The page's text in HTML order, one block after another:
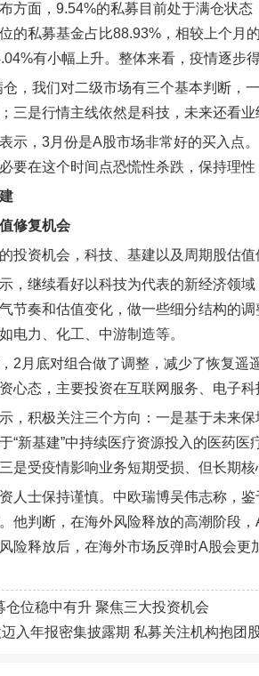
方面，9.54%的私募目前处于满仓状
的私募基金占比88.93%，相较上个月
有小幅上升。整体来看，疫情逐步
仓，我们对二级市场有三个基本判断，
三是行情主线依然是科技，未来还看
示，3月份是A股市场非常好的买入点
要在这个时间点恐慌性杀跌，保持理性
修复机会
投资机会，科技、基建以及周期股估值
，继续看好以科技为代表的新经济领
节奏和估值变化，做一些细分结构的
电力、化工、中游制造等。
2月底对组合做了调整，减少了恢复
心态，主要投资在互联网服务、电子
，积极关注三个方向：一是基于未来
“新基建”中持续医疗资源投入的医药
是受疫情影响业务短期受损、但长期
人士保持谨慎。中欧瑞博吴伟志称，
他判断，在海外风险释放的高潮阶段
险释放后，在海外市场反弹时A股会更
仓位稳中有升 聚焦三大投资机会
入年报密集披露期 私募关注机构抱团